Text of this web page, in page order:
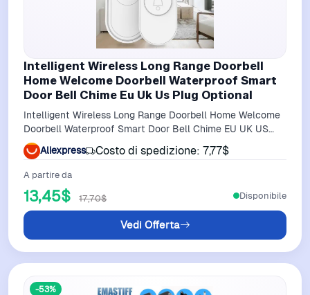
Intelligent Wireless Long Range Doorbell
Home Welcome Doorbell Waterproof Smart
Door Bell Chime Eu Uk Us Plug Optional
Intelligent Wireless Long Range Doorbell Home Welcome
Doorbell Waterproof Smart Door Bell Chime EU UK US
Plug Optional
Aliexpress Costo di spedizione: 7,77$
A partire da
13,45$ 17,70$
Vedi Offerta
Disponibile
-53%